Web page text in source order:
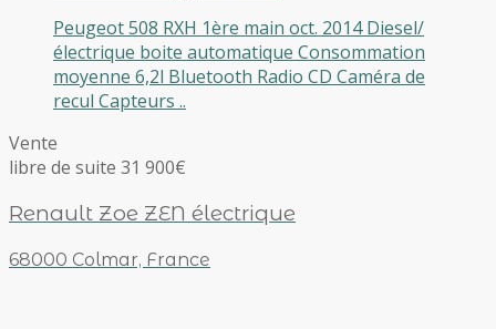
Peugeot 508 RXH 1ère main oct. 2014 Diesel/
électrique boite automatique Consommation
moyenne 6,2l Bluetooth Radio CD Caméra de
recul Capteurs ..
Vente
libre de suite 31 900€
Renault Zoe ZEN électrique
68000 Colmar, France